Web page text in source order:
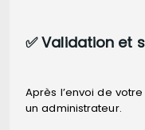
✅ Validation et
Après l’envoi de
un administrateur.